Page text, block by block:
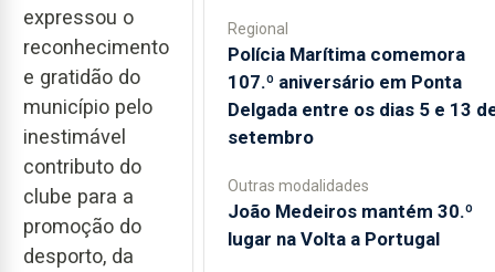
expressou o
reconhecimento
e gratidão do
município pelo
inestimável
contributo do
clube para a
promoção do
desporto, da
Regional
Polícia Marítima comemora
107.º aniversário em Ponta
Delgada entre os dias 5 e 13
setembro
Outras modalidades
João Medeiros mantém 30.º
lugar na Volta a Portugal